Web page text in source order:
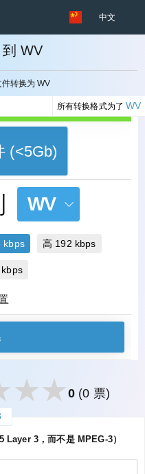
中文
WV
转换为 WV
所有转换格式为了WV
(<5Gb)
WV
kbps 高 192 kbps
0 (0 票)
Layer 3，而不是 MPEG-3）